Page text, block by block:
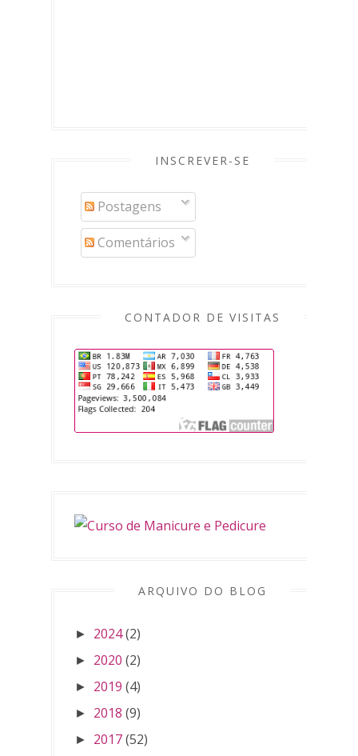
INSCREVER-SE
Postagens
Comentários
CONTADOR DE VISITAS
ARQUIVO DO BLOG
► 2024(2)
► 2020 (2)
► 2019 (4)
► 2018 (9)
► 2017(52)